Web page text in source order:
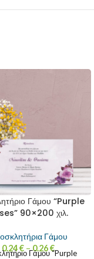
Γάμου “Purple
90×200 χιλ.
Γάμου
0.24€ –0.26€
Γάμου “Purple